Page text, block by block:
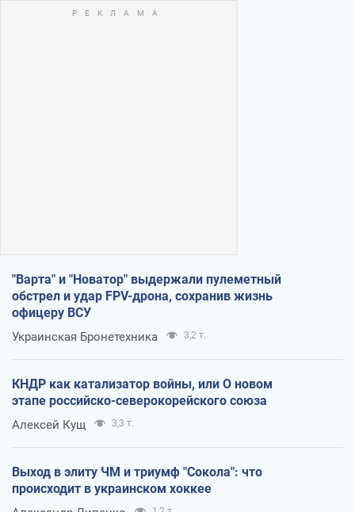
"Варта" и "Новатор" выдержали пулеметный
обстрел и удар FPV-дрона, сохранив жизнь
офицеру ВСУ
Украинская Бронетехника 3,2 т.
КНДР как катализатор войны, или О новом
этапе российско-северокорейского союза
Алексей Кущ 3,3 т.
Выход в элиту ЧМ и триумф "Сокола": что
происходит в украинском хоккее